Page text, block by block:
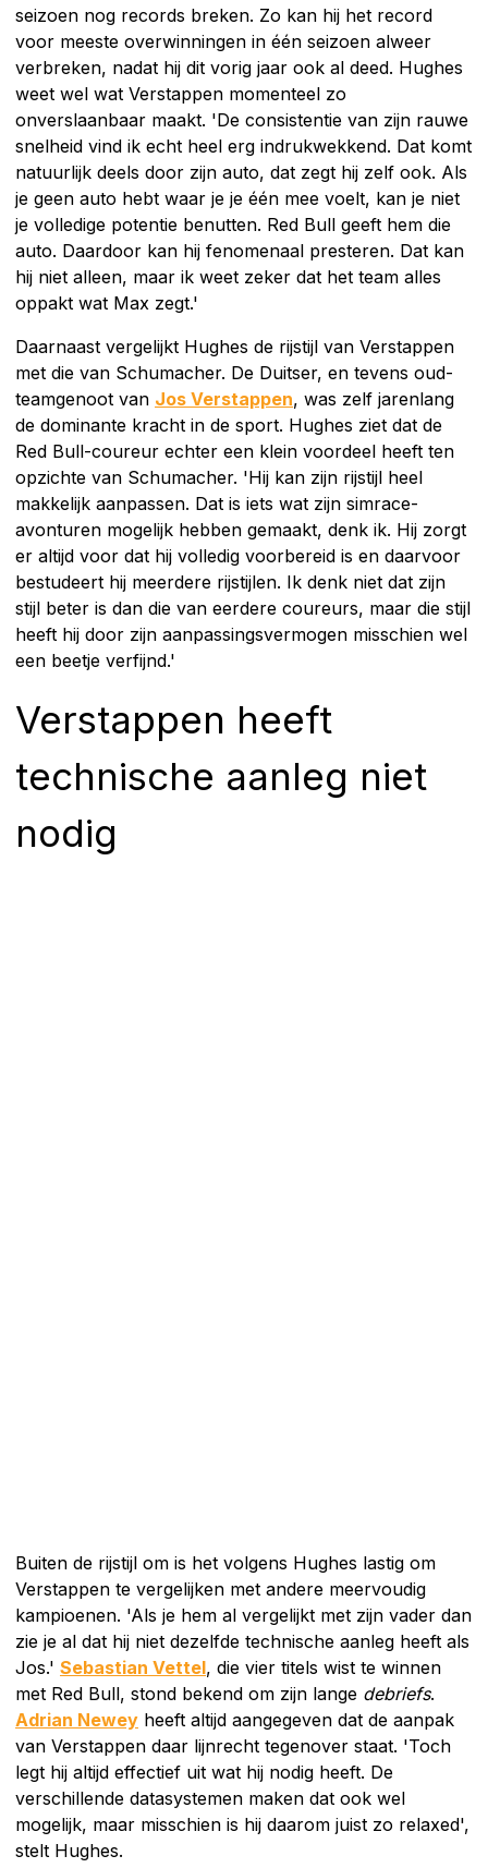
seizoen nog records breken. Zo kan hij het record
voor meeste overwinningen in één seizoen alweer
verbreken, nadat hij dit vorig jaar ook al deed. Hughes
weet wel wat Verstappen momenteel zo
onverslaanbaar maakt. 'De consistentie van zijn rauwe
snelheid vind ik echt heel erg indrukwekkend. Dat komt
natuurlijk deels door zijn auto, dat zegt hij zelf ook. Als
je geen auto hebt waar je je één mee voelt, kan je niet
je volledige potentie benutten. Red Bull geeft hem die
auto. Daardoor kan hij fenomenaal presteren. Dat kan
hij niet alleen, maar ik weet zeker dat het team alles
oppakt wat Max zegt.'
Daarnaast vergelijkt Hughes de rijstijl van Verstappen
met die van Schumacher. De Duitser, en tevens oud-
teamgenoot van Jos Verstappen, was zelf jarenlang
de dominante kracht in de sport. Hughes ziet dat de
Red Bull-coureur echter een klein voordeel heeft ten
opzichte van Schumacher. 'Hij kan zijn rijstijl heel
makkelijk aanpassen. Dat is iets wat zijn simrace-
avonturen mogelijk hebben gemaakt, denk ik. Hij zorgt
er altijd voor dat hij volledig voorbereid is en daarvoor
bestudeert hij meerdere rijstijlen. Ik denk niet dat zijn
stijl beter is dan die van eerdere coureurs, maar die stijl
heeft hij door zijn aanpassingsvermogen misschien wel
een beetje verfijnd.'
Verstappen heeft
technische aanleg niet
nodig
Buiten de rijstijl om is het volgens Hughes lastig om
Verstappen te vergelijken met andere meervoudig
kampioenen. 'Als je hem al vergelijkt met zijn vader dan
zie je al dat hij niet dezelfde technische aanleg heeft als
Jos.' Sebastian Vettel, die vier titels wist te winnen
met Red Bull, stond bekend om zijn lange debriefs.
Adrian Newey heeft altijd aangegeven dat de aanpak
van Verstappen daar lijnrecht tegenover staat. 'Toch
legt hij altijd effectief uit wat hij nodig heeft. De
verschillende datasystemen maken dat ook wel
mogelijk, maar misschien is hij daarom juist zo relaxed',
stelt Hughes.